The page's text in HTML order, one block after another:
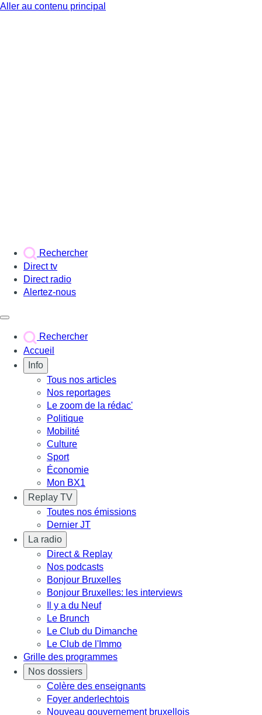
Aller au contenu principal
Rechercher
Direct tv
Direct radio
Alertez-nous
Rechercher
Accueil
Info
Tous nos articles
Nos reportages
Le zoom de la rédac'
Politique
Mobilité
Culture
Sport
Économie
Mon BX1
Replay TV
Toutes nos émissions
Dernier JT
La radio
Direct & Replay
Nos podcasts
Bonjour Bruxelles
Bonjour Bruxelles: les interviews
Il y a du Neuf
Le Brunch
Le Club du Dimanche
Le Club de l'Immo
Grille des programmes
Nos dossiers
Colère des enseignants
Foyer anderlechtois
Nouveau gouvernement bruxellois